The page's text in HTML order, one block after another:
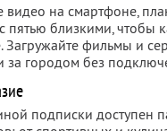
видео на смартфоне,
пятью близкими, чтобы
Загружайте фильмы и
за городом без
подписки доступен